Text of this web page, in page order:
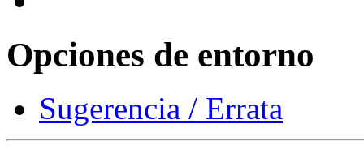
Opciones de entorno
Sugerencia / Errata